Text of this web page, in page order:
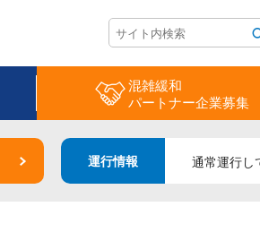
混雑緩和
パートナー企業募集
運行情報 通常運行し